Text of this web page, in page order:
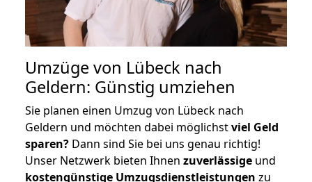
Umzüge von Lübeck nach
Geldern: Günstig umziehen
Sie planen einen Umzug von Lübeck nach
Geldern und möchten dabei möglichstviel Geld
sparen? Dann sind Sie bei uns genau richtig!
Unser Netzwerk bieten Ihnen zuverlässige und
kostengünstige Umzugsdienstleistungen zu